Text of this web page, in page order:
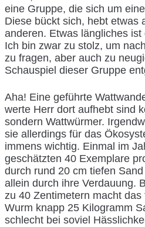
eine Gruppe, die sich um
Diese bückt sich, hebt etwas
anderen. Etwas längliches
Ich bin zwar zu stolz, um
zu fragen, aber auch zu
Schauspiel dieser Gruppe
Aha! Eine geführte
werte Herr dort aufhebt sind
sondern Wattwürmer.
sie allerdings für das
immens wichtig. Einmal im
geschätzten 40 Exemplare
durch rund 20 cm tiefen
allein durch ihre Verdauung.
zu 40 Zentimetern macht
Wurm knapp 25 Kilogramm
schlecht bei soviel